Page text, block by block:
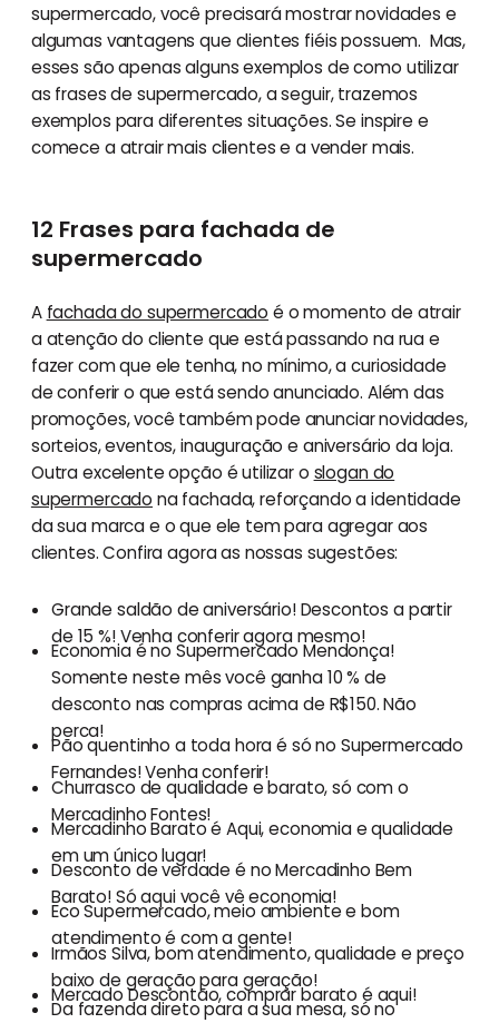
supermercado, você precisará mostrar novidades e
algumas vantagens que clientes fiéis possuem. Mas,
esses são apenas alguns exemplos de como utilizar
as frases de supermercado, a seguir, trazemos
exemplos para diferentes situações. Se inspire e
comece a atrair mais clientes e a vender mais.
12 Frases para fachada de
supermercado
A fachada do supermercado é o momento de atrair
a atenção do cliente que está passando na rua e
fazer com que ele tenha, no mínimo, a curiosidade
de conferir o que está sendo anunciado. Além das
promoções, você também pode anunciar novidades,
sorteios, eventos, inauguração e aniversário da loja.
Outra excelente opção é utilizar o slogan do
supermercado na fachada, reforçando a identidade
da sua marca e o que ele tem para agregar aos
clientes. Confira agora as nossas sugestões:
Grande saldão de aniversário! Descontos a partir
de 15 %! Venha conferir agora mesmo!
Economia é no Supermercado Mendonça!
Somente neste mês você ganha 10 % de
desconto nas compras acima de R$150. Não
perca!
Pão quentinho a toda hora é só no Supermercado
Fernandes! Venha conferir!
Churrasco de qualidade e barato, só com o
Mercadinho Fontes!
Mercadinho Barato é Aqui, economia e qualidade
em um único lugar!
Desconto de verdade é no Mercadinho Bem
Barato! Só aqui você vê economia!
Eco Supermercado, meio ambiente e bom
atendimento é com a gente!
Irmãos Silva, bom atendimento, qualidade e preço
baixo de geração para geração!
Mercado Descontão, comprar barato é aqui!
Da fazenda direto para a sua mesa, só no